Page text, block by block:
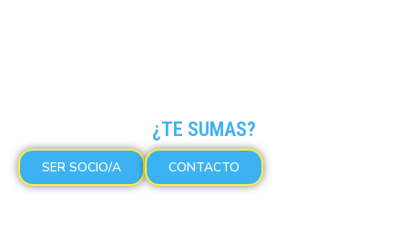
¿TE SUMAS?
SER SOCIO/A CONTACTO